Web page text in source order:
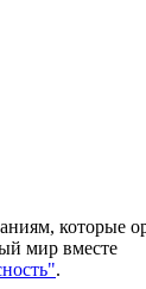
которые
мир вместе
.